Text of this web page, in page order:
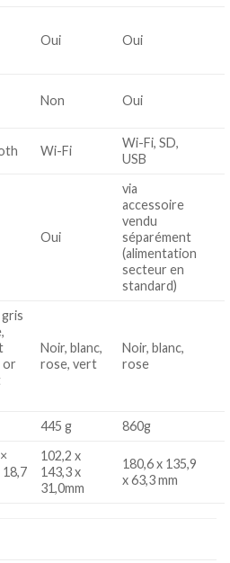
Oui Oui
Non Oui
Wi-Fi
Wi-Fi, SD,
USB
Oui
via
accessoire
vendu
séparément
(alimentation
secteur en
standard)
or
Noir, blanc,
rose, vert
Noir, blanc,
rose
445 g 860g
18,7
102,2 x
143,3 x
31,0mm
180,6 x 135,9
x 63,3 mm